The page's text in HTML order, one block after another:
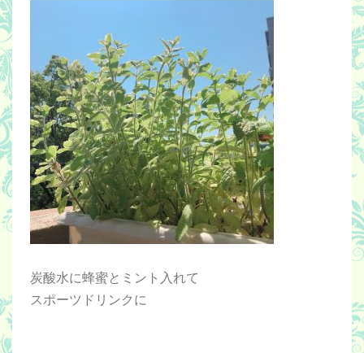
炭酸水に蜂蜜とミント入れて
スポーツドリンクに